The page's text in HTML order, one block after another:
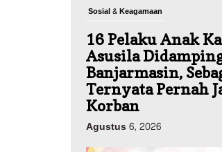
Sosial & Keagamaan
16 Pelaku Anak
Asusila
Banjarmasin,
Ternyata Pernah
Korban
Agustus 6, 2026